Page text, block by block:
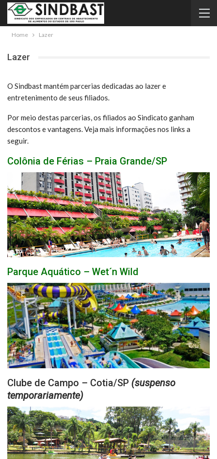
Home Lazer
Lazer
O Sindbast mantém parcerias dedicadas ao lazer e
entretenimento de seus filiados.
Por meio destas parcerias, os filiados ao Sindicato ganham
descontos e vantagens. Veja mais informações nos links a
seguir.
Colônia de Férias – Praia Grande/SP
Parque Aquático – Wet´n Wild
Clube de Campo – Cotia/SP (suspenso
temporariamente)